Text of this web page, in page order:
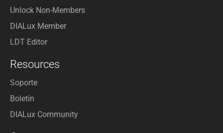
Unlock Non-Members
DIALux Member
LDT Editor
Resources
Soporte
Boletín
DIALux Community